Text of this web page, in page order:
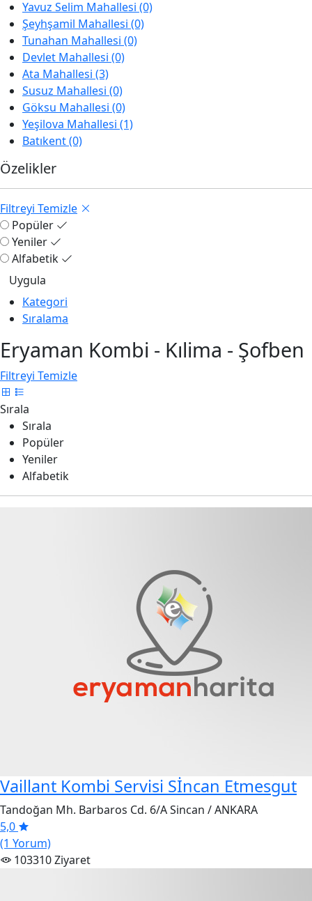
Yavuz Selim Mahallesi (0)
Şeyhşamil Mahallesi (0)
Tunahan Mahallesi (0)
Devlet Mahallesi (0)
Ata Mahallesi (3)
Susuz Mahallesi (0)
Göksu Mahallesi (0)
Yeşilova Mahallesi (1)
Batıkent (0)
Özelikler
Filtreyi Temizle
Popüler
Yeniler
Alfabetik
Kategori
Sıralama
Eryaman Kombi - Kılima - Şofben
Filtreyi Temizle
Sırala
Sırala
Popüler
Yeniler
Alfabetik
Vaillant Kombi Servisi Sİncan Etmesgut
Tandoğan Mh. Barbaros Cd. 6/A Sincan / ANKARA
5,0
(1 Yorum)
103310 Ziyaret